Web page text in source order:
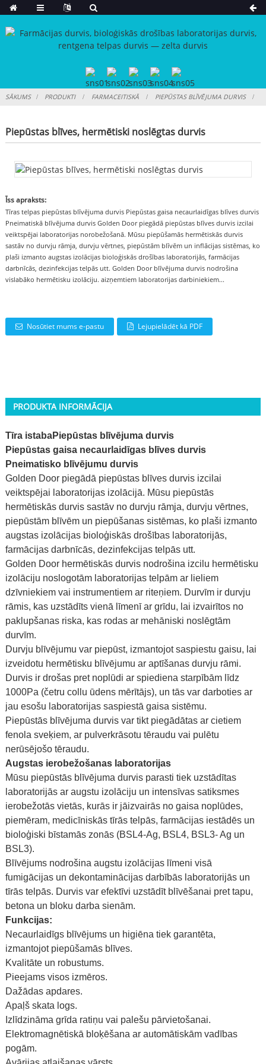
SĀKUMS PRODUKTI FARMACEITISKĀ PIEPŪSTAS BLĪVĒJUMA DURVIS
Piepūstas blīves, hermētiski noslēgtas durvis
Īss apraksts:
Tīras telpas piepūstas blīvējuma durvis Piepūstas gaisa necaurlaidīgas blīves durvis
Pneimatiskā blīvējuma durvis Golden Door piegādā piepūstas blīves durvis izcilai
veiktspējai laboratorijas norobežošanā. Mūsu piepūšamās hermētiskās durvis
sastāv no durvju rāmja, durvju vērtnes, piepūstām blīvēm un inflācijas sistēmas, ko
plaši izmanto augstas izolācijas bioloģiskās drošības laboratorijās, farmācijas
darbnīcās, dezinfekcijas telpās utt. Golden Door blīvējuma durvis nodrošina
vislabāko hermētisku izolāciju. aizņemtiem laboratorijas darbiniekiem...
Nosūtiet mums e-pastu Lejupielādēt kā PDF
PRODUKTA INFORMĀCIJA
Tīra istabaPiepūstas blīvējuma durvis
Piepūstas gaisa necaurlaidīgas blīves durvis
Pneimatisko blīvējumu durvis
Golden Door piegādā piepūstas blīves durvis izcilai
veiktspējai laboratorijas izolācijā. Mūsu piepūstās
hermētiskās durvis sastāv no durvju rāmja, durvju vērtnes,
piepūstām blīvēm un piepūšanas sistēmas, ko plaši izmanto
augstas izolācijas bioloģiskās drošības laboratorijās,
farmācijas darbnīcās, dezinfekcijas telpās utt.
Golden Door hermētiskās durvis nodrošina izcilu hermētisku
izolāciju noslogotām laboratorijas telpām ar lieliem
dzīvniekiem vai instrumentiem ar riteņiem. Durvīm ir durvju
rāmis, kas uzstādīts vienā līmenī ar grīdu, lai izvairītos no
paklupšanas riska, kas rodas ar mehāniski noslēgtām
durvīm.
Durvju blīvējumu var piepūst, izmantojot saspiestu gaisu, lai
izveidotu hermētisku blīvējumu ar aptīšanas durvju rāmi.
Durvis ir drošas pret noplūdi ar spiediena starpībām līdz
1000Pa (četru collu ūdens mērītājs), un tās var darboties ar
jau esošu laboratorijas saspiestā gaisa sistēmu.
Piepūstās blīvējuma durvis var tikt piegādātas ar cietiem
fenola sveķiem, ar pulverkrāsotu tēraudu vai pulētu
nerūsējošo tēraudu.
Augstas ierobežošanas laboratorijas
Mūsu piepūstās blīvējuma durvis parasti tiek uzstādītas
laboratorijās ar augstu izolāciju un intensīvas satiksmes
ierobežotās vietās, kurās ir jāizvairās no gaisa noplūdes,
piemēram, medicīniskās tīrās telpās, farmācijas iestādēs un
bioloģiski bīstamās zonās (BSL4-Ag, BSL4, BSL3- Ag un
BSL3).
Blīvējums nodrošina augstu izolācijas līmeni visā
fumigācijas un dekontaminācijas darbībās laboratorijās un
tīrās telpās. Durvis var efektīvi uzstādīt blīvēšanai pret tapu,
betona un bloku darba sienām.
Funkcijas:
Necaurlaidīgs blīvējums un higiēna tiek garantēta,
izmantojot piepūšamās blīves.
Kvalitāte un robustums.
Pieejams visos izmēros.
Dažādas apdares.
Apaļš skata logs.
Izlīdzināma grīda ratiņu vai palešu pārvietošanai.
Elektromagnētiskā bloķēšana ar automātiskām vadības
pogām.